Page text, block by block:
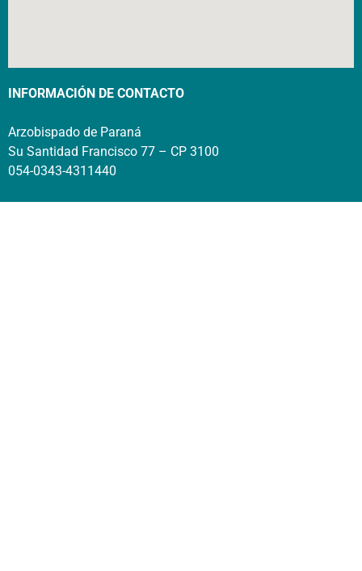
INFORMACIÓN DE CONTACTO
Arzobispado de Paraná
Su Santidad Francisco 77 – CP 3100
054-0343-4311440